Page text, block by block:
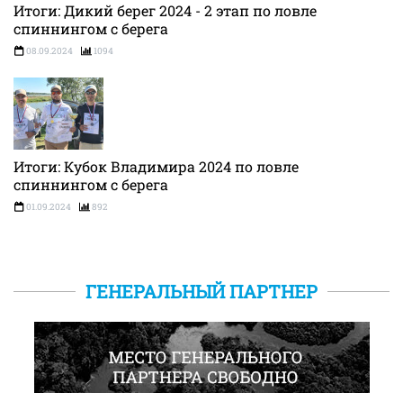
Итоги: Дикий берег 2024 - 2 этап по ловле
спиннингом с берега
08.09.2024 1094
Итоги: Кубок Владимира 2024 по ловле
спиннингом с берега
01.09.2024 892
ГЕНЕРАЛЬНЫЙ ПАРТНЕР